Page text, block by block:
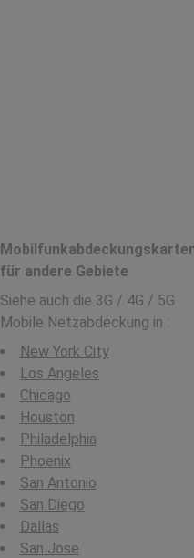
für andere Gebiete
Siehe auch die 3G / 4G / 5G
Mobile Netzabdeckung in :
New York City
Los Angeles
Chicago
Houston
Philadelphia
Phoenix
San Antonio
San Diego
Dallas
San Jose